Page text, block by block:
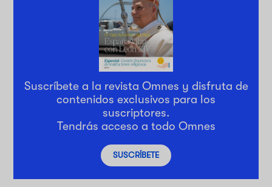
Suscríbete a la revista Omnes y disfruta de
contenidos exclusivos para los
suscriptores.
Tendrás acceso a todo Omnes
SUSCRÍBETE